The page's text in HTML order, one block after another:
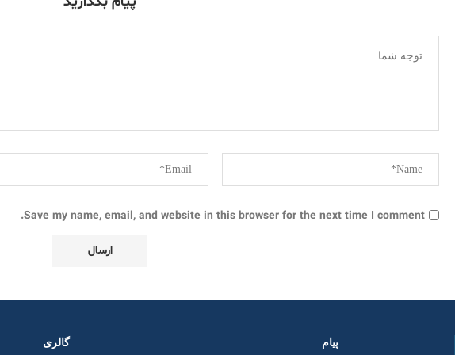
Save my name, email, and website in this browser for the next time I comment.
پیام گالری